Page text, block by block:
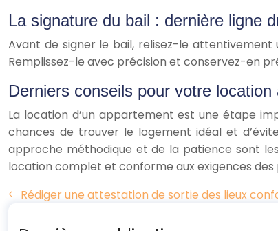
La signature du bail : dernière ligne
Avant de signer le bail, relisez-le attentivement
Remplissez-le avec précision et conservez-en
Derniers conseils pour votre location
La location d’un appartement est une étape
chances de trouver le logement idéal et
approche méthodique et de la patience sont
location complet et conforme aux exigences
Rédiger une attestation de sortie des lieux